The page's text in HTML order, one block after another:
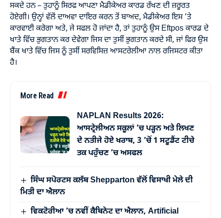
ਸਕਦੇ ਹਨ – ਤੁਹਾਨੂੰ ਸਿਰਫ ਆਪਣਾ ਮੈਡੀਕੇਅਰ ਕਾਰਡ ਰੱਖਣ ਦੀ ਜ਼ਰੂਰਤ
ਹੋਏਗੀ। ਉਨ੍ਹਾਂ ਵੱਲੋਂ ਦਾਅਵਾ ਦਾਇਰ ਕਰਨ ਤੋਂ ਬਾਅਦ, ਮੈਡੀਕੇਅਰ ਇਸ ’ਤੇ
ਕਾਰਵਾਈ ਕਰੇਗਾ ਅਤੇ, ਜੇ ਸਫਲ ਹੋ ਜਾਂਦਾ ਹੈ, ਤਾਂ ਤੁਹਾਨੂੰ ਉਸ Eftpos ਕਾਰਡ ਦੇ
ਖਾਤੇ ਵਿੱਚ ਭੁਗਤਾਨ ਕਰ ਦੇਵੇਗਾ ਜਿਸ ਦਾ ਤੁਸੀਂ ਭੁਗਤਾਨ ਕਰਦੇ ਸੀ, ਜਾਂ ਫਿਰ ਉਸ
ਬੈਂਕ ਖਾਤੇ ਵਿੱਚ ਜਿਸ ਨੂੰ ਤੁਸੀਂ ਸਰਵਿਸਿਜ਼ ਆਸਟਰੇਲੀਆ ਨਾਲ ਰਜਿਸਟਰ ਕੀਤਾ
ਹੈ।
More Read
NAPLAN Results 2026:
ਆਸਟ੍ਰੇਲੀਅਨ ਸਕੂਲਾਂ ’ਚ ਪੜ੍ਹਨ ਅਤੇ ਲਿਖਣ
ਦੇ ਨਤੀਜੇ ਹੋਏ ਖਰਾਬ, 3 ’ਚੋਂ 1 ਸਟੂਡੈਂਟ ਟੀਚੇ
ਤਕ ਪਹੁੰਚਣ ’ਚ ਅਸਫਲ
ਸਿੰਘ ਸਪੋਰਟਸ ਕਲੱਬ Shepparton ਵੱਲੋਂ ਵਿਸਾਖੀ ਮੇਲੇ ਦੀ
ਮਿਤੀ ਦਾ ਐਲਾਨ
ਵਿਕਟੋਰੀਆ ’ਚ ਨਵੀਂ ਕੈਬਿਨੇਟ ਦਾ ਐਲਾਨ, Artificial